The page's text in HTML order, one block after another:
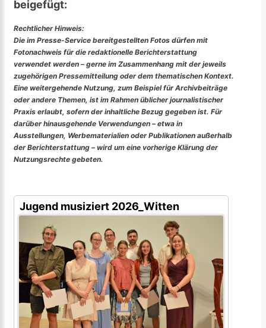
beigefügt:
Rechtlicher Hinweis:
Die im Presse-Service bereitgestellten Fotos dürfen mit
Fotonachweis für die redaktionelle Berichterstattung
verwendet werden – gerne im Zusammenhang mit der jeweils
zugehörigen Pressemitteilung oder dem thematischen Kontext.
Eine weitergehende Nutzung, zum Beispiel für Archivbeiträge
oder andere Themen, ist im Rahmen üblicher journalistischer
Praxis erlaubt, sofern der inhaltliche Bezug gegeben ist. Für
darüber hinausgehende Verwendungen – etwa in
Ausstellungen, Werbematerialien oder Publikationen außerhalb
der Berichterstattung – wird um eine vorherige Klärung der
Nutzungsrechte gebeten.
Jugend musiziert 2026_Witten